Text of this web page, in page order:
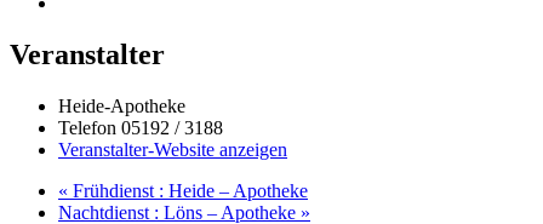
Veranstalter
Heide-Apotheke
Telefon 05192 / 3188
Veranstalter-Website anzeigen
« Frühdienst : Heide – Apotheke
Nachtdienst : Löns – Apotheke »